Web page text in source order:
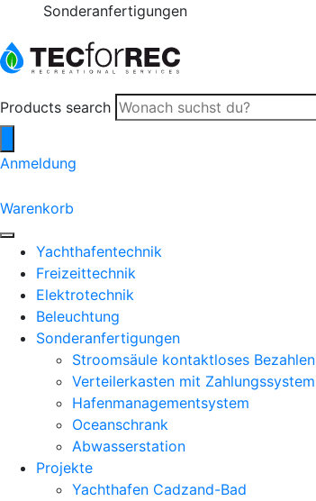
Sonderanfertigungen
Products search
Anmeldung
Warenkorb
Yachthafentechnik
Freizeittechnik
Elektrotechnik
Beleuchtung
Sonderanfertigungen
Stroomsäule kontaktloses Bezahlen
Verteilerkasten mit Zahlungssystem
Hafenmanagementsystem
Oceanschrank
Abwasserstation
Projekte
Yachthafen Cadzand-Bad